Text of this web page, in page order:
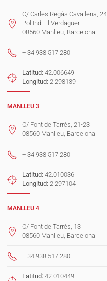
C/ Carles Regàs Cavalleria, 24
Pol.Ind. El Verdaguer
08560 Manlleu, Barcelona
+ 34 938 517 280
Latitud: 42.006649
Longitud: 2.298139
MANLLEU 3
C/ Font de Tarrés, 21-23
08560 Manlleu, Barcelona
+ 34 938 517 280
Latitud: 42.010036
Longitud: 2.297104
MANLLEU 4
C/ Font de Tarrés, 13
08560 Manlleu, Barcelona
+ 34 938 517 280
Latitud: 42.010449